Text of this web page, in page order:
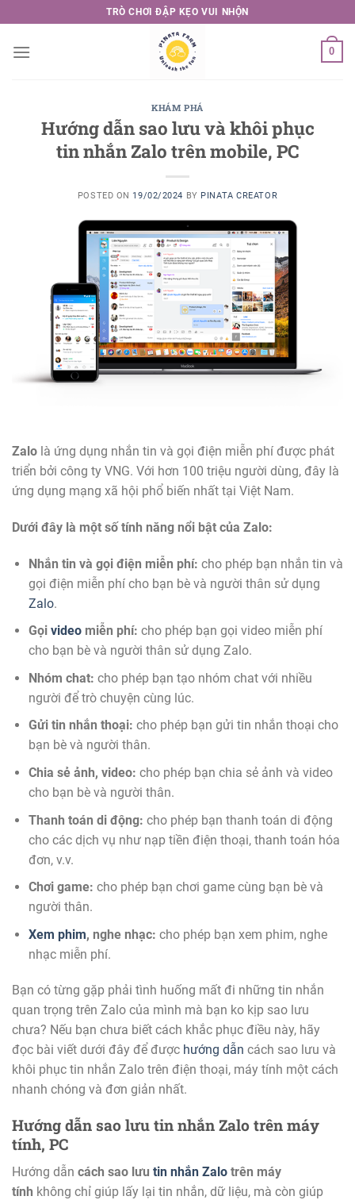
to
content
TRÒ CHƠI ĐẬP KẸO VUI NHỘN
0
KHÁM PHÁ
Hướng dẫn sao lưu và khôi phục
tin nhắn Zalo trên mobile, PC
POSTED ON 19/02/2024 BY PINATA CREATOR
Zalo là ứng dụng nhắn tin và gọi điện miễn phí được phát
triển bởi công ty VNG. Với hơn 100 triệu người dùng, đây là
ứng dụng mạng xã hội phổ biến nhất tại Việt Nam.
Dưới đây là một số tính năng nổi bật của Zalo:
Nhắn tin và gọi điện miễn phí: cho phép bạn nhắn tin và
gọi điện miễn phí cho bạn bè và người thân sử dụng
Zalo.
Gọi videomiễn phí: cho phép bạn gọi video miễn phí
cho bạn bè và người thân sử dụng Zalo.
Nhóm chat: cho phép bạn tạo nhóm chat với nhiều
người để trò chuyện cùng lúc.
Gửi tin nhắn thoại: cho phép bạn gửi tin nhắn thoại cho
bạn bè và người thân.
Chia sẻ ảnh, video: cho phép bạn chia sẻ ảnh và video
cho bạn bè và người thân.
Thanh toán di động: cho phép bạn thanh toán di động
cho các dịch vụ như nạp tiền điện thoại, thanh toán hóa
đơn, v.v.
Chơi game: cho phép bạn chơi game cùng bạn bè và
người thân.
Xem phim, nghe nhạc: cho phép bạn xem phim, nghe
nhạc miễn phí.
Bạn có từng gặp phải tình huống mất đi những tin nhắn
quan trọng trên Zalo của mình mà bạn ko kịp sao lưu
chưa? Nếu bạn chưa biết cách khắc phục điều này, hãy
đọc bài viết dưới đây để được hướng dẫn cách sao lưu và
khôi phục tin nhắn Zalo trên điện thoại, máy tính một cách
nhanh chóng và đơn giản nhất.
Hướng dẫn sao lưu tin nhắn Zalo trên máy
tính, PC
Hướng dẫn cách sao lưu tin nhắn Zalo trên máy
tính không chỉ giúp lấy lại tin nhắn, dữ liệu, mà còn giúp